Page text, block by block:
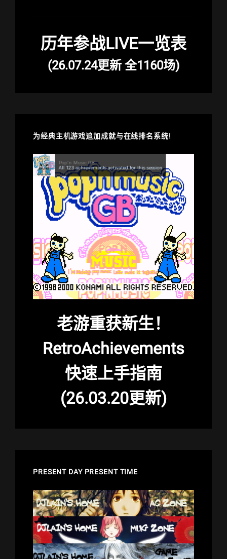
历年参战LIVE一览表
(26.07.24更新 全1160场)
为经典主机游戏追加成就与在线排名系统!
老游重获新生！
RetroAchievements
快速上手指南
(26.03.20更新)
PRESENT DAY PRESENT TIME